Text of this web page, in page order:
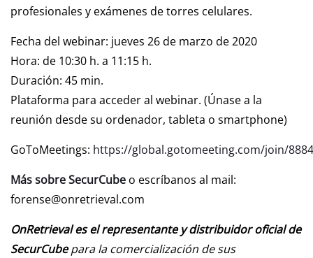
profesionales y exámenes de torres celulares.
Fecha del webinar: jueves 26 de marzo de 2020
Hora: de 10:30 h. a 11:15 h.
Duración: 45 min.
Plataforma para acceder al webinar. (Únase a la
reunión desde su ordenador, tableta o smartphone)
GoToMeetings: https://global.gotomeeting.com/join/
Más sobre SecurCube o escríbanos al mail:
forense@onretrieval.com
OnRetrieval es el representante y distribuidor oficial de
SecurCubepara la comercialización de sus